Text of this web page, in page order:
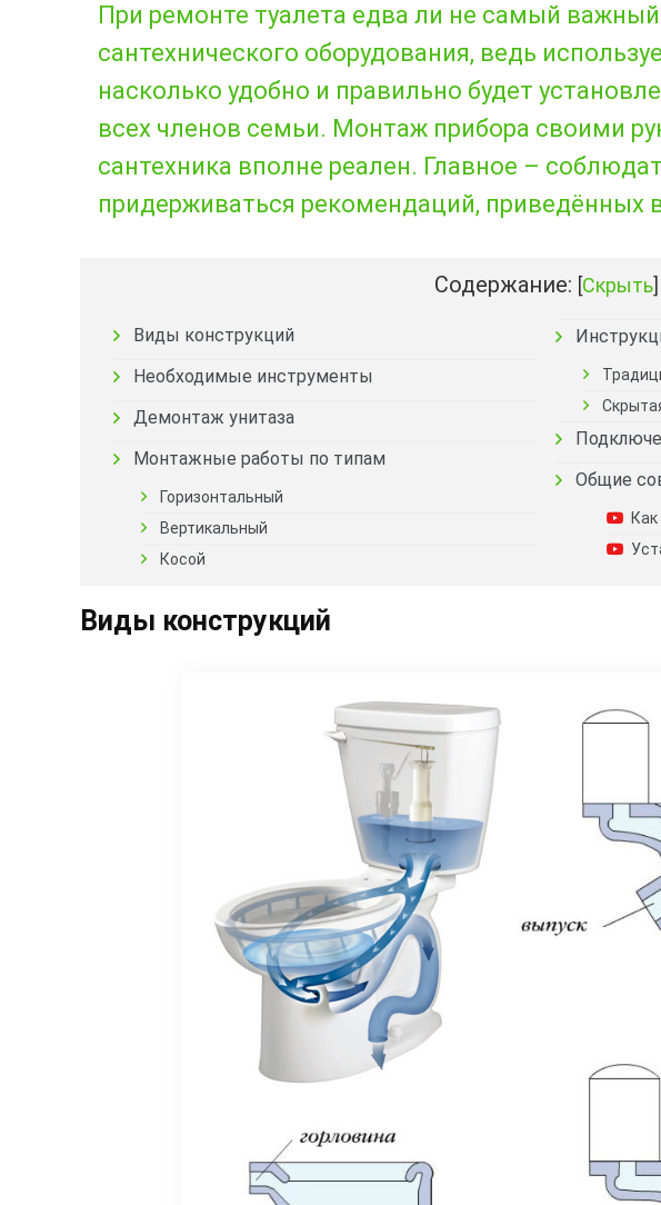
При ремонте туалета едва ли не самый
сантехнического оборудования, ведь
насколько удобно и правильно будет
всех членов семьи. Монтаж прибора своими
сантехника вполне реален. Главное –
придерживаться рекомендаций, приведённых
Содержание: [Скрыть]
Виды конструкций
Необходимые инструменты
Демонтаж унитаза
Монтажные работы по типам
Горизонтальный
Вертикальный
Косой
Общие
Виды конструкций